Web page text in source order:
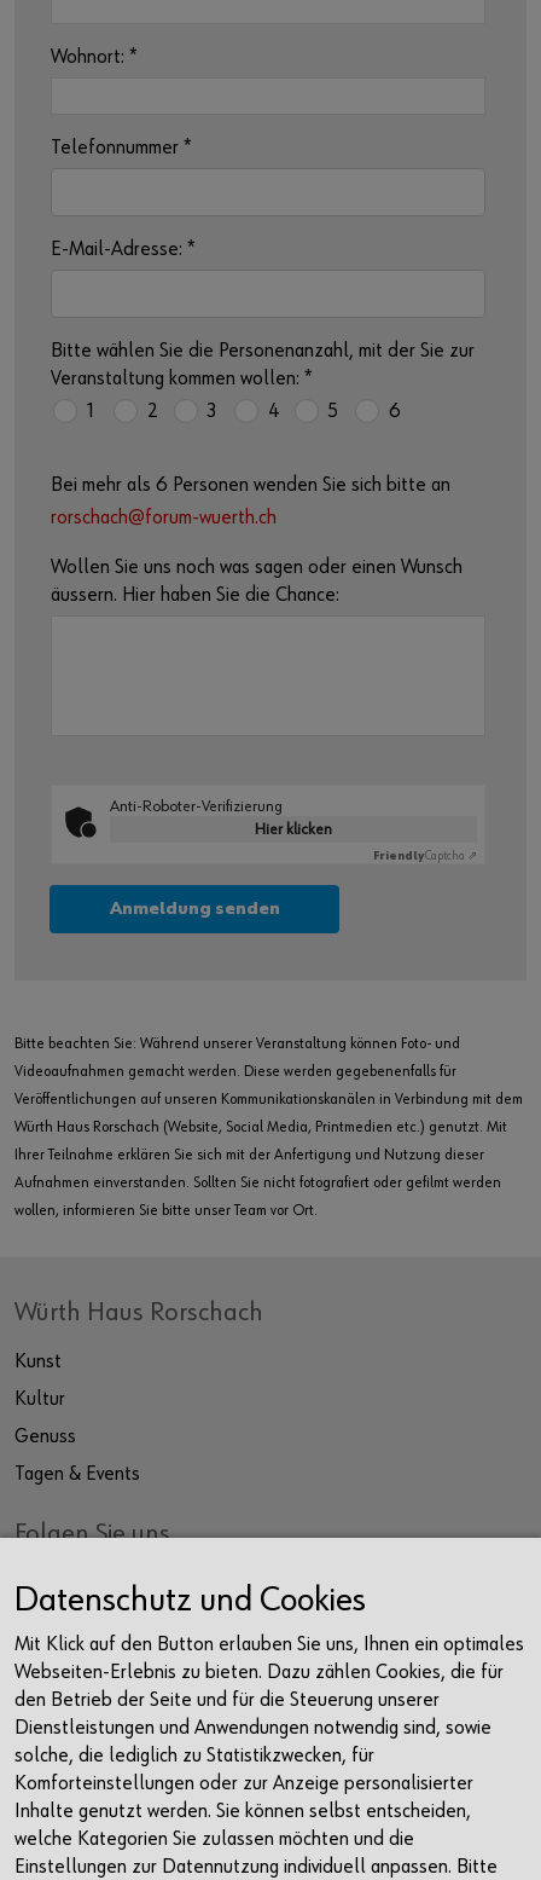
Wohnort: *
Telefonnummer *
E-Mail-Adresse: *
Bitte wählen Sie die Personenanzahl, mit der Sie zur
Veranstaltung kommen wollen: *
1
2 3 4 5 6
Bei mehr als 6 Personen wenden Sie sich bitte an
rorschach@forum-wuerth.ch
Wollen Sie uns noch was sagen oder einen Wunsch
äussern. Hier haben Sie die Chance:
Anti-Roboter-Verifizierung
Hier klicken
FriendlyCaptcha ⇗
Bitte beachten Sie: Während unserer Veranstaltung können Foto- und
Videoaufnahmen gemacht werden. Diese werden gegebenenfalls für
Veröffentlichungen auf unseren Kommunikationskanälen in Verbindung mit dem
Würth Haus Rorschach (Website, Social Media, Printmedien etc.) genutzt. Mit
Ihrer Teilnahme erklären Sie sich mit der Anfertigung und Nutzung dieser
Aufnahmen einverstanden. Sollten Sie nicht fotografiert oder gefilmt werden
wollen, informieren Sie bitte unser Team vor Ort.
Würth Haus Rorschach
Kunst
Kultur
Genuss
Tagen & Events
Folgen Sie uns
Newsletter
Kontakt
Würth Haus Rorschach
Churerstrasse 10
9400 Rorschach
Datenschutz und Cookies
Mit Klick auf den Button erlauben Sie uns, Ihnen ein optimales
Webseiten-Erlebnis zu bieten. Dazu zählen Cookies, die für
den Betrieb der Seite und für die Steuerung unserer
Dienstleistungen und Anwendungen notwendig sind, sowie
solche, die lediglich zu Statistikzwecken, für
Komforteinstellungen oder zur Anzeige personalisierter
Inhalte genutzt werden. Sie können selbst entscheiden,
welche Kategorien Sie zulassen möchten und die
Einstellungen zur Datennutzung individuell anpassen. Bitte